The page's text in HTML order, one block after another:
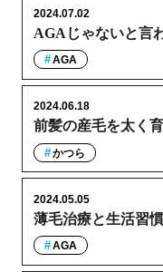
AGAじゃないと言
2024.07.02
AGA
前髪の産毛を太く
2024.06.18
かつら
薄毛治療と生活習
2024.05.05
AGA